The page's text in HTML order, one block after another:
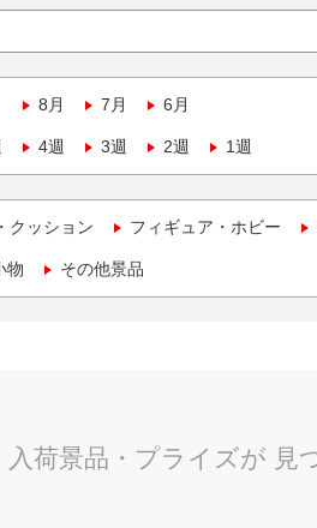
8月 7月 6月
4週 3週 2週 1週
クッション フィギュア・ホビー
物 その他景品